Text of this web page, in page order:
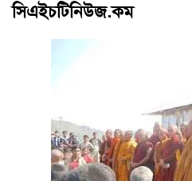
সিএইচটিনিউজ.কম